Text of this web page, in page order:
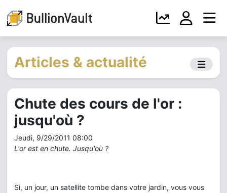
Articles & actualité
Chute des cours de l'or :
jusqu'où ?
Jeudi, 9/29/2011 08:00
L'or est en chute. Jusqu'où ?
Si, un jour, un satellite tombe dans votre jardin, vous vous